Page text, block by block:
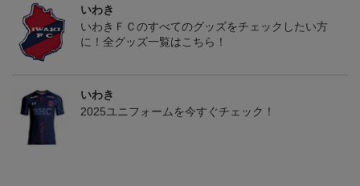
いわき
いわきＦＣのすべてのグッズをチェックしたい方
に！全グッズ一覧はこちら！
いわき
2025ユニフォームを今すぐチェック！